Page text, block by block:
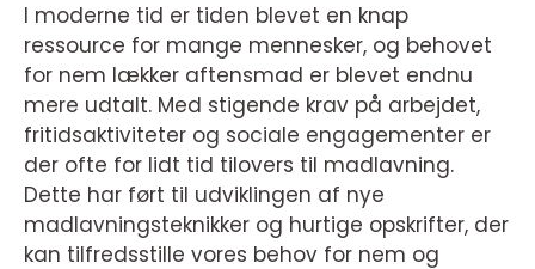
I moderne tid er tiden blevet en knap
ressource for mange mennesker, og behovet
for nem lækker aftensmad er blevet endnu
mere udtalt. Med stigende krav på arbejdet,
fritidsaktiviteter og sociale engagementer er
der ofte for lidt tid tilovers til madlavning.
Dette har ført til udviklingen af nye
madlavningsteknikker og hurtige opskrifter, der
kan tilfredsstille vores behov for nem og